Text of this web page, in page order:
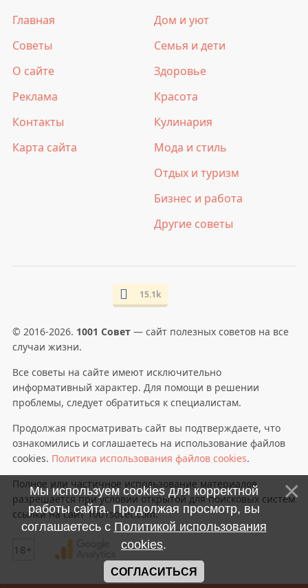
Главная
Советы
О сайте
Реклама
Контакты
Карта сайта
Дом и уют
Семья и дети
Здоровье
Красота
Кулинария
Мода и стиль
Отдых и туризм
Бизнес и работа
Другие советы
15.1k
© 2016-2026. 1001 Совет— сайт полезных советов на все
случаи жизни.
Все советы на сайте имеют исключительно
информативный характер. Для помощи в решении
проблемы, следует обратиться к специалистам.
Продолжая просматривать сайт вы подтверждаете, что
ознакомились и соглашаетесь на использование файлов
cookies. Политика использования файлов cookies.
Полное или частичное использование материалов
разрешается при условии открытой для поисковых систем
ссылки на сайт 1001sovet.com.
18+
Мы используем cookies для корректной
работы сайта. Продолжая просмотр, вы
соглашаетесь с Политикой использования
cookies.
СОГЛАСИТЬСЯ